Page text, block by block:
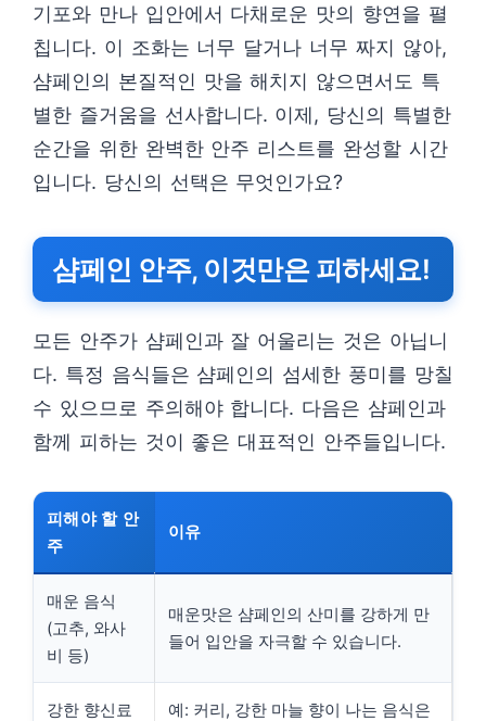
기포와 만나 입안에서 다채로운 맛의 향연을 펼
칩니다. 이 조화는 너무 달거나 너무 짜지 않아,
샴페인의 본질적인 맛을 해치지 않으면서도 특
별한 즐거움을 선사합니다. 이제, 당신의 특별한
순간을 위한 완벽한 안주 리스트를 완성할 시간
입니다. 당신의 선택은 무엇인가요?
샴페인 안주, 이것만은 피하세요!
모든 안주가 샴페인과 잘 어울리는 것은 아닙니
다. 특정 음식들은 샴페인의 섬세한 풍미를 망칠
수 있으므로 주의해야 합니다. 다음은 샴페인과
함께 피하는 것이 좋은 대표적인 안주들입니다.
피해야 할 안
주
이유
매운 음식
(고추, 와사
비 등)
매운맛은 샴페인의 산미를 강하게 만
들어 입안을 자극할 수 있습니다.
강한 향신료
예: 커리, 강한 마늘 향이 나는 음식은